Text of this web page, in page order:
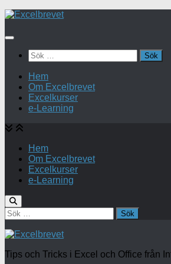
Under
Sök
efter:
Hem
Om Excelbrevet
Excelkurser
e-Learning
Hem
Om Excelbrevet
Excelkurser
e-Learning
Sök
efter:
Tips och Tricks i Excel och Office från